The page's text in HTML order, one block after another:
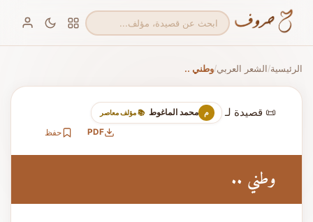
الرئيسية/الشعر العربي/وطني ..
📜 قصيدة لـ م محمد الماغوط 📚 مؤلف معاصر
PDF حفظ
وطني ..